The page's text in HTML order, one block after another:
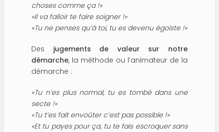
choses comme ça !»
«Il va falloir te faire soigner !»
«Tu ne penses qu’à toi, tu es devenu égoïste !»
Des
jugements de valeur sur notre
démarche, la méthode ou l’animateur de la
démarche :
«Tu n’es plus normal, tu es tombé dans une
secte !»
«Tu t’es fait envoûter c’est pas possible !»
«Et tu payes pour ça, tu te fais escroquer sans